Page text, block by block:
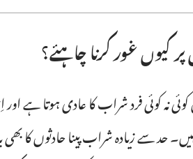
کیوں غور کرنا چاہئے؟‏
نہ کوئی فرد شراب کا عادی ہوتا ہے
ہیں۔‏ حد سے زیادہ شراب پینا حادثوں